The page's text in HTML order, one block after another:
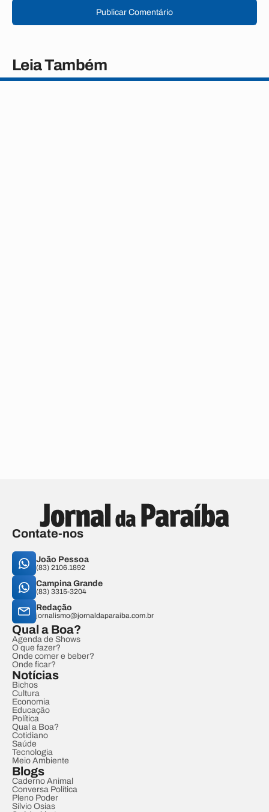
Publicar Comentário
Leia Também
Contate-nos
João Pessoa
(83) 2106.1892
Campina Grande
(83) 3315-3204
Redação
jornalismo@jornaldaparaiba.com.br
Qual a Boa?
Agenda de Shows
O que fazer?
Onde comer e beber?
Onde ficar?
Notícias
Bichos
Cultura
Economia
Educação
Política
Qual a Boa?
Cotidiano
Saúde
Tecnologia
Meio Ambiente
Blogs
Caderno Animal
Conversa Política
Pleno Poder
Sílvio Osias